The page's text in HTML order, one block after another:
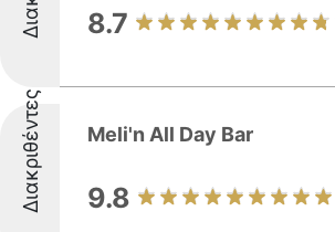
8.7
Διακριθέντες Meli'n All Day Bar
9.8